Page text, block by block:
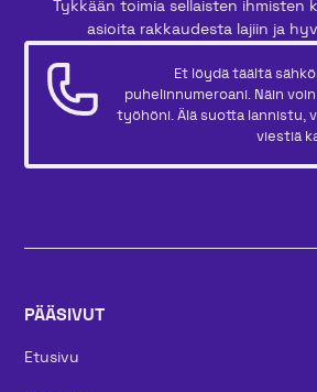
Tykkään toimia sellaisten ihmisten
asioita rakkaudesta lajiin ja
Et löydä täältä
puhelinnumeroani. Näin
työhöni. Älä suotta lannistu,
viestiä
PÄÄSIVUT
Etusivu